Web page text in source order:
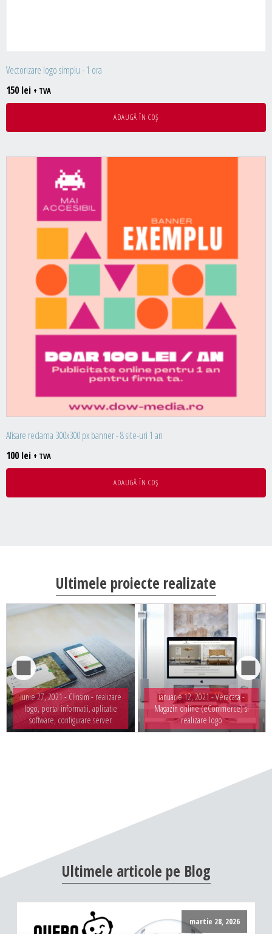
Vectorizare logo simplu - 1 ora
150lei + TVA
ADAUGĂ ÎN COȘ
Afisare reclama 300x300 px banner - 8 site-uri 1 an
100lei + TVA
ADAUGĂ ÎN COȘ
Ultimele proiecte realizate
iunie 27, 2021 - Clinsim - realizare
logo, portal informatii, aplicatie
software, configurare server
ianuarie 12, 2021 -Veracasa -
Magazin online (eCommerce) si
realizare logo
Ultimele articole pe Blog
martie 28, 2026